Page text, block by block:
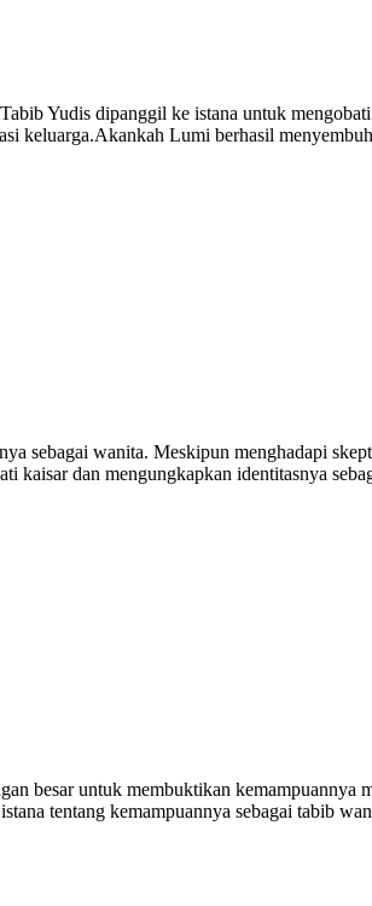
Yudis dipanggil ke istana untuk
keluarga.Akankah Lumi berhasil
sebagai wanita. Meskipun menghadapi
kaisar dan mengungkapkan identitasnya
besar untuk membuktikan kemampuannya
tentang kemampuannya sebagai tabib